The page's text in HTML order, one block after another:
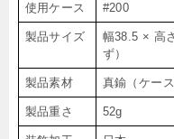
使用ケース #200
製品サイズ
幅38.5 × 高
ず）
製品素材 真鍮（ケース
製品重さ 52g